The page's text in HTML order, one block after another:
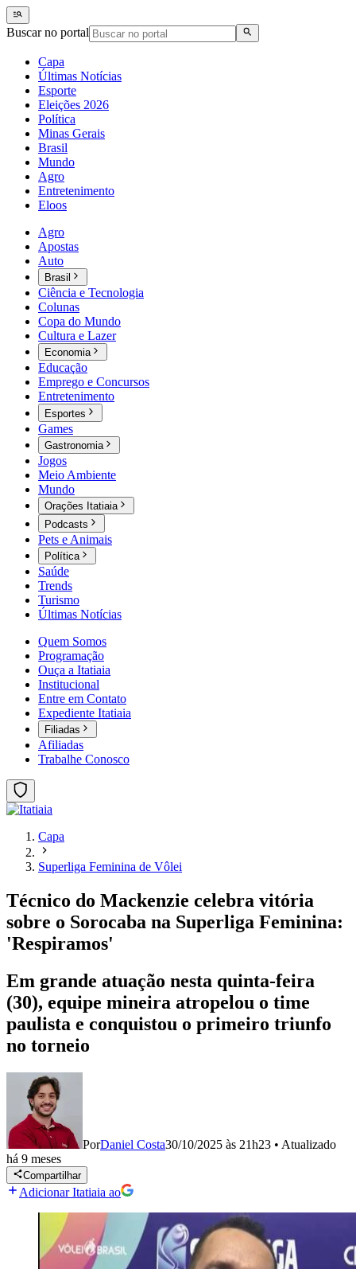
Buscar no portal
Capa
Últimas Notícias
Esporte
Eleições 2026
Política
Minas Gerais
Brasil
Mundo
Agro
Entretenimento
Eloos
Agro
Apostas
Auto
Brasil
Ciência e Tecnologia
Colunas
Copa do Mundo
Cultura e Lazer
Economia
Educação
Emprego e Concursos
Entretenimento
Esportes
Games
Gastronomia
Jogos
Meio Ambiente
Mundo
Orações Itatiaia
Podcasts
Pets e Animais
Política
Saúde
Trends
Turismo
Últimas Notícias
Quem Somos
Programação
Ouça a Itatiaia
Institucional
Entre em Contato
Expediente Itatiaia
Filiadas
Afiliadas
Trabalhe Conosco
Capa
Superliga Feminina de Vôlei
Técnico do Mackenzie celebra vitória
sobre o Sorocaba na Superliga Feminina:
'Respiramos'
Em grande atuação nesta quinta-feira
(30), equipe mineira atropelou o time
paulista e conquistou o primeiro triunfo
no torneio
PorDaniel Costa30/10/2025 às 21h23 • Atualizado
há 9 meses
Compartilhar
Adicionar Itatiaia ao